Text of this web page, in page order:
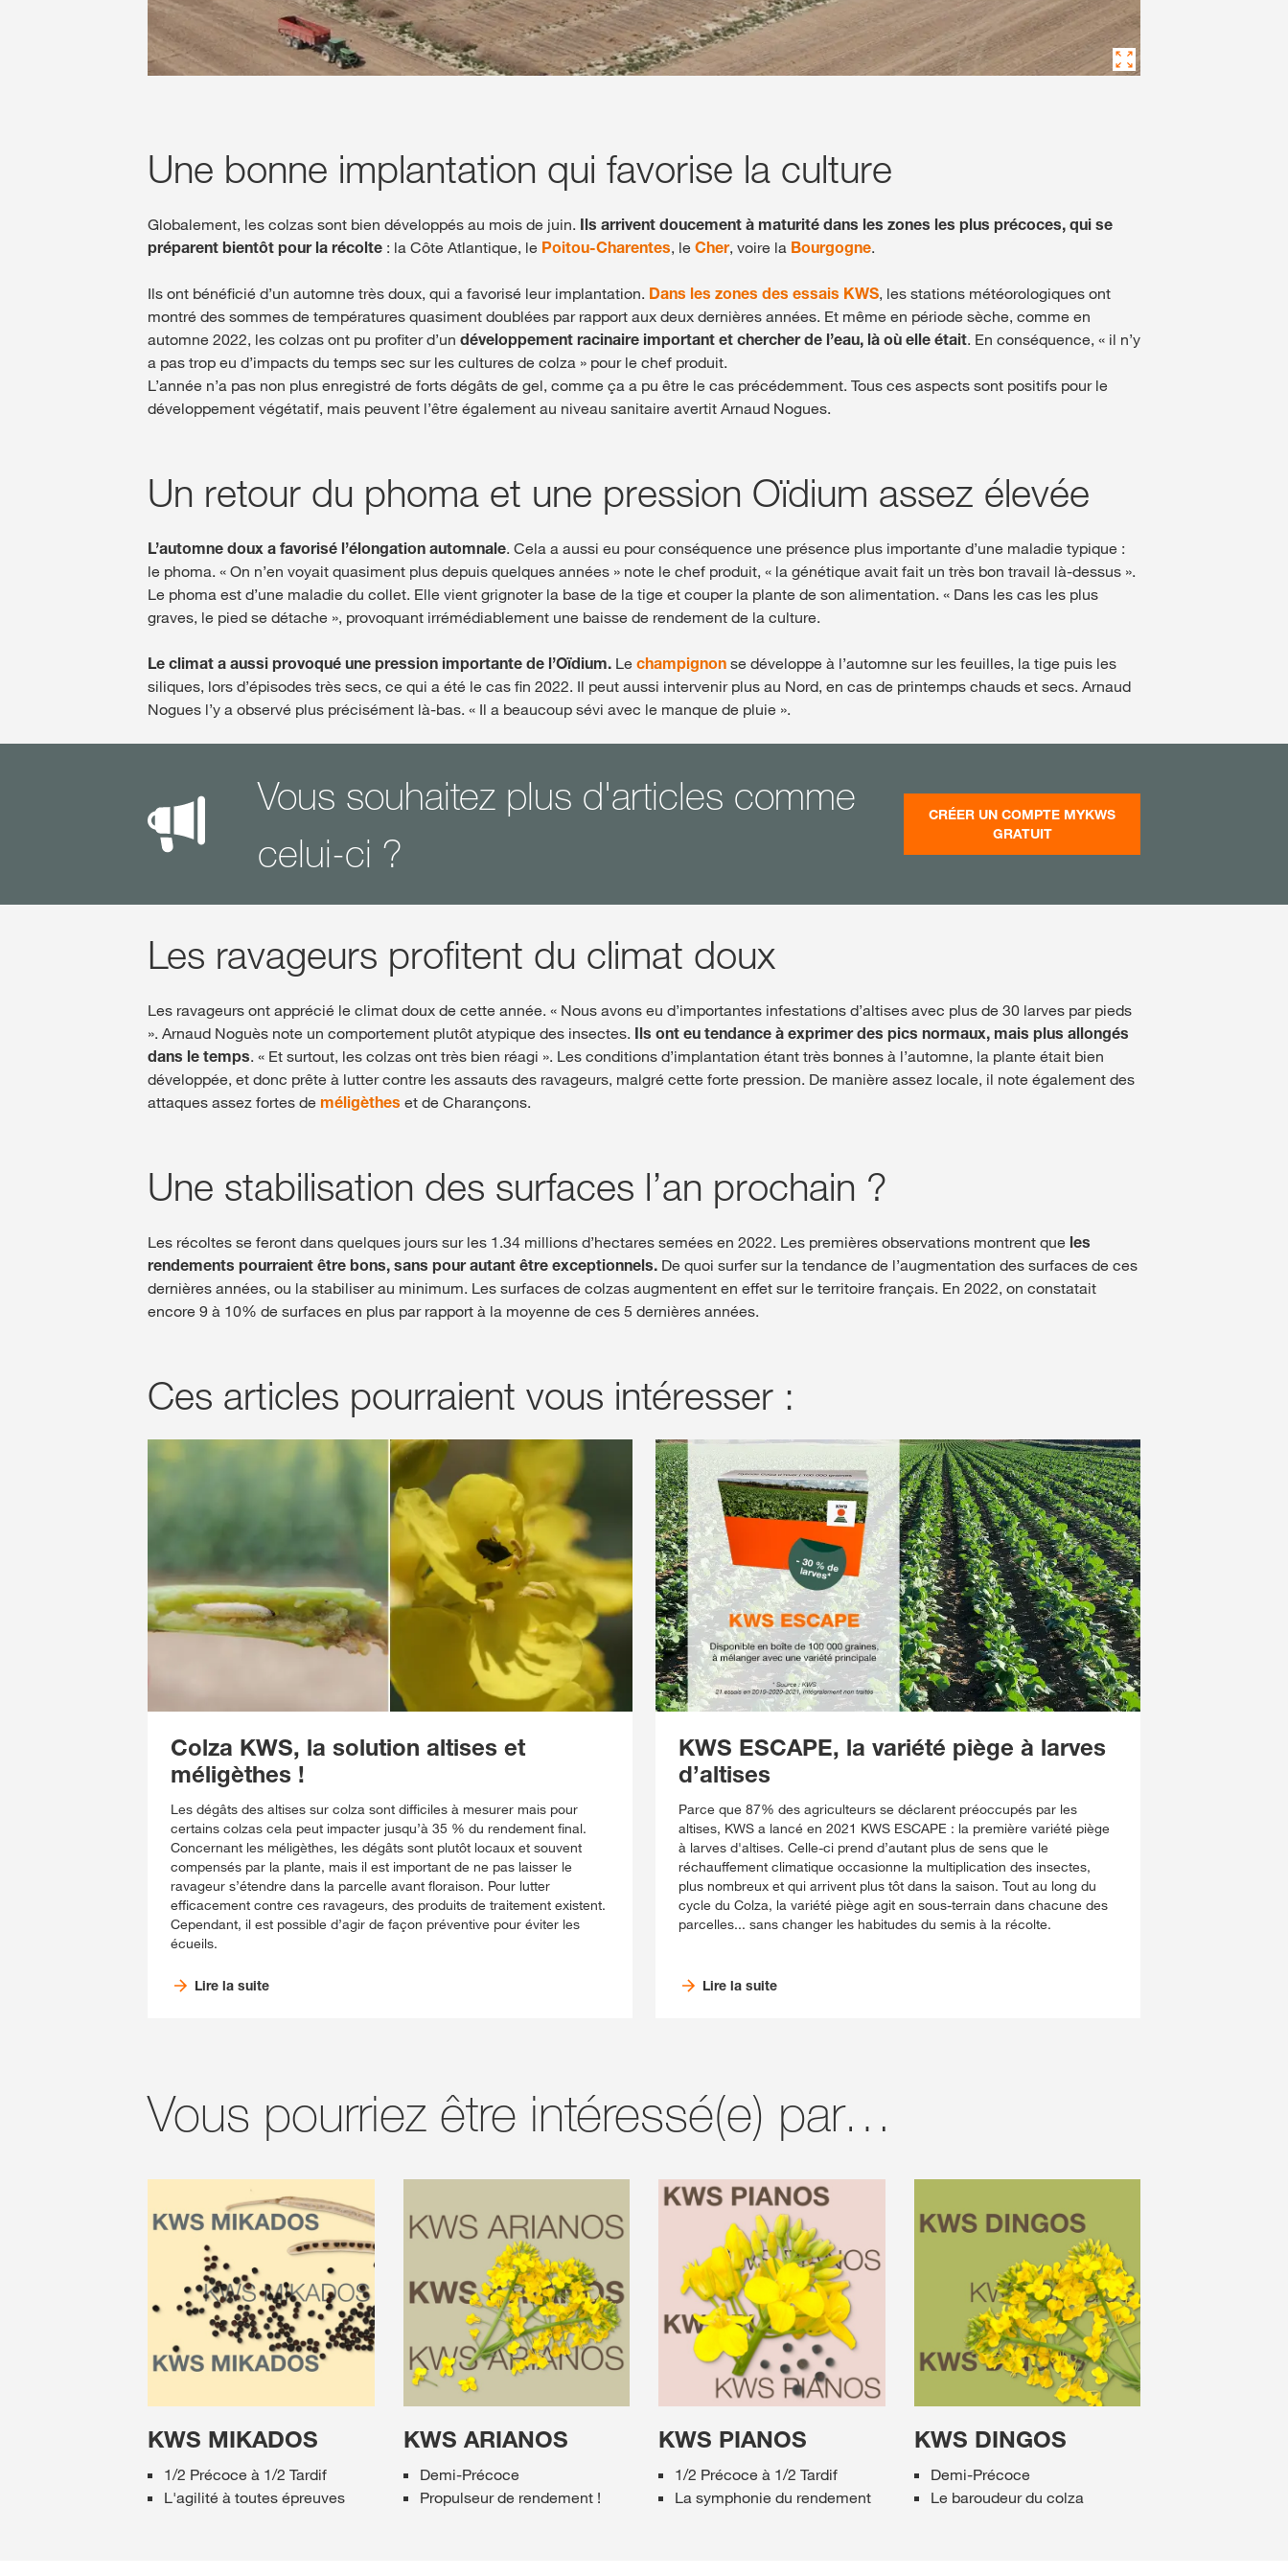
Une bonne implantation qui favorise la culture
Globalement, les colzas sont bien développés au mois de juin. Ils arrivent doucement à maturité dans les zones les plus précoces, qui se
préparent bientôt pour la récolte : la Côte Atlantique, le Poitou-Charentes, le Cher, voire la Bourgogne.
Ils ont bénéficié d’un automne très doux, qui a favorisé leur implantation. Dans les zones des essais KWS, les stations météorologiques ont
montré des sommes de températures quasiment doublées par rapport aux deux dernières années. Et même en période sèche, comme en
automne 2022, les colzas ont pu profiter d’un développement racinaire important et chercher de l’eau, là où elle était. En conséquence, « il n’y
a pas trop eu d’impacts du temps sec sur les cultures de colza » pour le chef produit.
L’année n’a pas non plus enregistré de forts dégâts de gel, comme ça a pu être le cas précédemment. Tous ces aspects sont positifs pour le
développement végétatif, mais peuvent l’être également au niveau sanitaire avertit Arnaud Nogues.
Un retour du phoma et une pression Oïdium assez élevée
L’automne doux a favorisé l’élongation automnale. Cela a aussi eu pour conséquence une présence plus importante d’une maladie typique :
le phoma. « On n’en voyait quasiment plus depuis quelques années » note le chef produit, « la génétique avait fait un très bon travail là-dessus ».
Le phoma est d’une maladie du collet. Elle vient grignoter la base de la tige et couper la plante de son alimentation. « Dans les cas les plus
graves, le pied se détache », provoquant irrémédiablement une baisse de rendement de la culture.
Le climat a aussi provoqué une pression importante de l’Oïdium. Le champignon se développe à l’automne sur les feuilles, la tige puis les
siliques, lors d’épisodes très secs, ce qui a été le cas fin 2022. Il peut aussi intervenir plus au Nord, en cas de printemps chauds et secs. Arnaud
Nogues l’y a observé plus précisément là-bas. « Il a beaucoup sévi avec le manque de pluie ».
Vous souhaitez plus d'articles comme
celui-ci ?
CRÉER UN COMPTE MYKWS
GRATUIT
Les ravageurs profitent du climat doux
Les ravageurs ont apprécié le climat doux de cette année. « Nous avons eu d’importantes infestations d’altises avec plus de 30 larves par pieds
». Arnaud Noguès note un comportement plutôt atypique des insectes. Ils ont eu tendance à exprimer des pics normaux, mais plus allongés
dans le temps. « Et surtout, les colzas ont très bien réagi ». Les conditions d’implantation étant très bonnes à l’automne, la plante était bien
développée, et donc prête à lutter contre les assauts des ravageurs, malgré cette forte pression. De manière assez locale, il note également des
attaques assez fortes de méligèthes et de Charançons.
Une stabilisation des surfaces l’an prochain ?
Les récoltes se feront dans quelques jours sur les 1.34 millions d’hectares semées en 2022. Les premières observations montrent que les
rendements pourraient être bons, sans pour autant être exceptionnels. De quoi surfer sur la tendance de l’augmentation des surfaces de ces
dernières années, ou la stabiliser au minimum. Les surfaces de colzas augmentent en effet sur le territoire français. En 2022, on constatait
encore 9 à 10% de surfaces en plus par rapport à la moyenne de ces 5 dernières années.
Ces articles pourraient vous intéresser :
Colza KWS, la solution altises et
méligèthes !
Les dégâts des altises sur colza sont difficiles à mesurer mais pour
certains colzas cela peut impacter jusqu’à 35 % du rendement final.
Concernant les méligèthes, les dégâts sont plutôt locaux et souvent
compensés par la plante, mais il est important de ne pas laisser le
ravageur s’étendre dans la parcelle avant floraison. Pour lutter
efficacement contre ces ravageurs, des produits de traitement existent.
Cependant, il est possible d’agir de façon préventive pour éviter les
écueils.
Lire la suite
KWS ESCAPE, la variété piège à larves
d’altises
Parce que 87% des agriculteurs se déclarent préoccupés par les
altises, KWS a lancé en 2021 KWS ESCAPE : la première variété piège
à larves d'altises. Celle-ci prend d’autant plus de sens que le
réchauffement climatique occasionne la multiplication des insectes,
plus nombreux et qui arrivent plus tôt dans la saison. Tout au long du
cycle du Colza, la variété piège agit en sous-terrain dans chacune des
parcelles... sans changer les habitudes du semis à la récolte.
Lire la suite
Vous pourriez être intéressé(e) par…
KWS MIKADOS
1/2 Précoce à 1/2 Tardif
L'agilité à toutes épreuves
KWS ARIANOS
Demi-Précoce
Propulseur de rendement !
KWS PIANOS
1/2 Précoce à 1/2 Tardif
La symphonie du rendement
KWS DINGOS
Demi-Précoce
Le baroudeur du colza